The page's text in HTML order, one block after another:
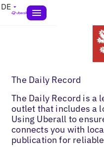
DE
The Daily Record
The Daily Record is a
outlet that includes a
Using Uberall to
connects you with
publication for